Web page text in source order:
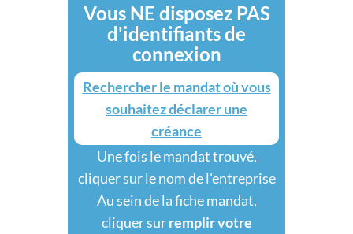
Vous NE disposez PAS
d'identifiants de
connexion
Rechercher le mandat où vous
souhaitez déclarer une
créance
Une fois le mandat trouvé,
cliquer sur le nom de l'entreprise
Au sein de la fiche mandat,
cliquer surremplir votre